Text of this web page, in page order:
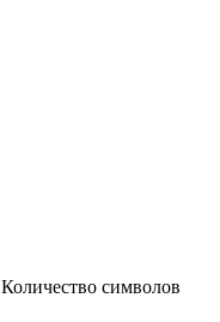
Количество символов